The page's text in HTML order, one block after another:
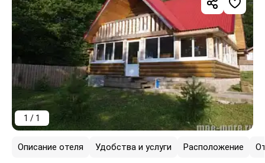
1 / 1
Описание отеля Удобства и услуги Расположение